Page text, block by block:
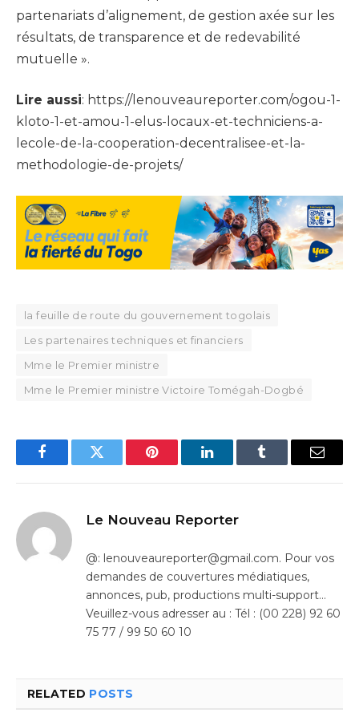
partenariats d’alignement, de gestion axée sur les
résultats, de transparence et de redevabilité
mutuelle ».
Lire aussi: https://lenouveaureporter.com/ogou-1-
kloto-1-et-amou-1-elus-locaux-et-techniciens-a-
lecole-de-la-cooperation-decentralisee-et-la-
methodologie-de-projets/
la feuille de route du gouvernement togolais
Les partenaires techniques et financiers
Mme le Premier ministre
Mme le Premier ministre Victoire Tomégah-Dogbé
FacebookTwitter Pinterest LinkedInTumblr Email
Le Nouveau Reporter
@: lenouveaureporter@gmail.com. Pour vos
demandes de couvertures médiatiques,
annonces, pub, productions multi-support…
Veuillez-vous adresser au : Tél : (00 228) 92 60
75 77 / 99 50 60 10
RELATED POSTS